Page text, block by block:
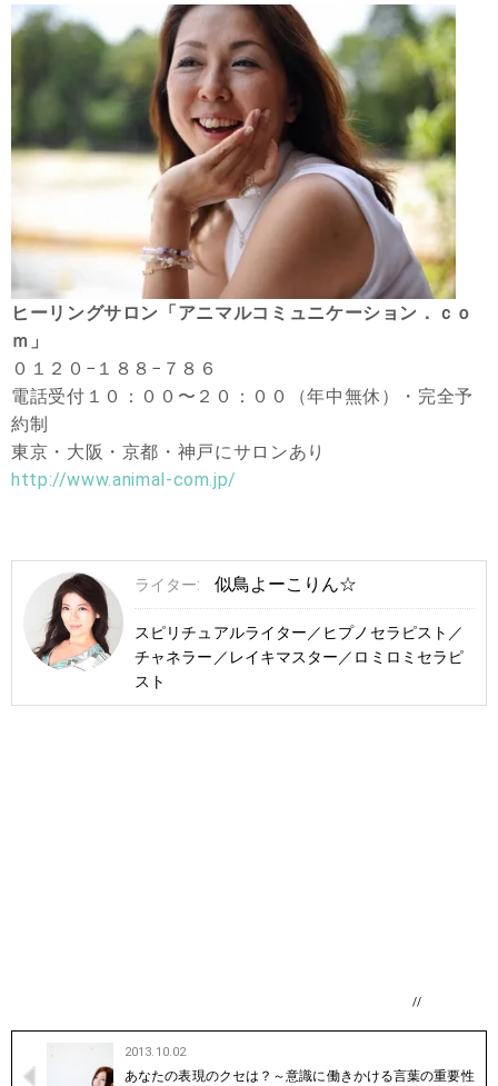
ヒーリングサロン「アニマルコミュニケーション．ｃｏ
ｍ」
０１２０−１８８−７８６
電話受付１０：００〜２０：００（年中無休）・完全予
約制
東京・大阪・京都・神戸にサロンあり
http://www.animal-com.jp/
ライター: 似鳥よーこりん☆
スピリチュアルライター／ヒプノセラピスト／
チャネラー／レイキマスター／ロミロミセラピ
スト
//
2013.10.02
あなたの表現のクセは？～意識に働きかける言葉の重要性